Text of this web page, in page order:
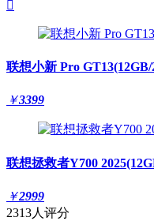

联想小新 Pro
￥3399
联想拯救者Y700
￥2999
2313人评分